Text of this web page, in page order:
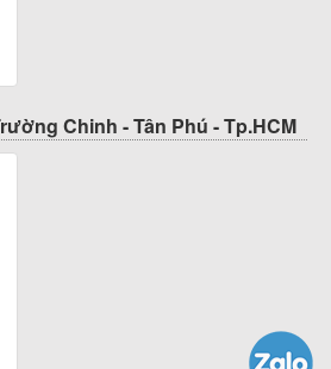
Chinh - Tân Phú - Tp.HCM